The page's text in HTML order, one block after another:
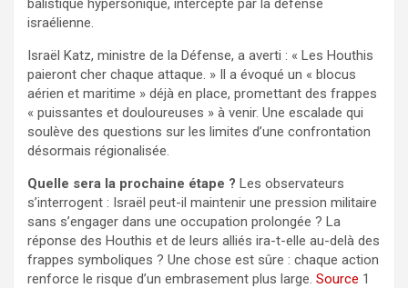
balistique hypersonique, intercepté par la défense
israélienne.
Israël Katz, ministre de la Défense, a averti : « Les Houthis
paieront cher chaque attaque. » Il a évoqué un « blocus
aérien et maritime » déjà en place, promettant des frappes
« puissantes et douloureuses » à venir. Une escalade qui
soulève des questions sur les limites d’une confrontation
désormais régionalisée.
Quelle sera la prochaine étape ? Les observateurs
s’interrogent : Israël peut-il maintenir une pression militaire
sans s’engager dans une occupation prolongée ? La
réponse des Houthis et de leurs alliés ira-t-elle au-delà des
frappes symboliques ? Une chose est sûre : chaque action
renforce le risque d’un embrasement plus large. Source 1